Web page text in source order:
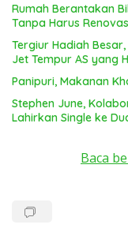
Rumah Berantakan
Tanpa Harus
Tergiur Hadiah
Jet Tempur AS yang
Panipuri, Makanan
Stephen June,
Lahirkan Single ke
Baca